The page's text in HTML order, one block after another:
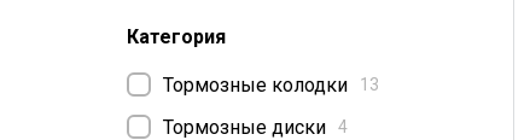
Категория
Тормозные колодки 13
Тормозные диски 4